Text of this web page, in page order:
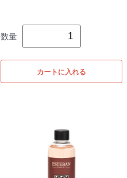
数量
カートに入れる